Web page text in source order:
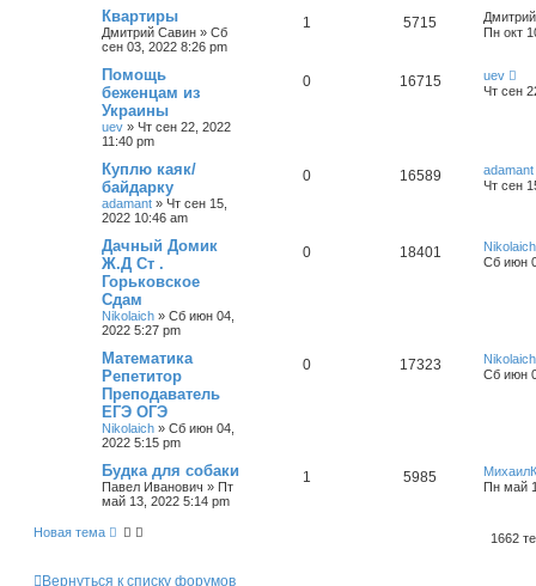
Квартиры
Дмитрий Савин » Сб
сен 03, 2022 8:26 pm
1 5715
Пн окт
Помощь
беженцам из
Украины
uev » Чт сен 22, 2022
11:40 pm
0 16715
uev
Чт сен
Куплю каяк/
байдарку
adamant » Чт сен 15,
2022 10:46 am
0 16589
adamant
Чт сен
Дачный Домик
Ж.Д Ст .
Горьковское
Сдам
Nikolaich » Сб июн 04,
2022 5:27 pm
0 18401
Nikolaich
Сб июн
Математика
Репетитор
Преподаватель
ЕГЭ ОГЭ
Nikolaich » Сб июн 04,
2022 5:15 pm
0 17323
Nikolaich
Сб июн
Будка для собаки
Павел Иванович » Пт
май 13, 2022 5:14 pm
1 5985
МихаилК
Пн май
Новая тема 1662
Вернуться к списку форумов